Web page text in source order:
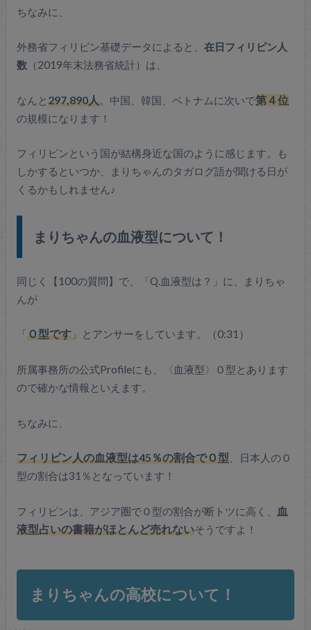
ちなみに、
外務省フィリピン基礎データによると、 在日フィリピン人
数（2019年末法務省統計）は、
なんと297,890人。中国、韓国、ベトナムに次いで第４位
の規模になります！
フィリピンという国が結構身近な国のように感じます。も
しかするといつか、まりちゃんのタガログ語が聞ける日が
くるかもしれません♪
まりちゃんの血液型について！
同じく【100の質問】で、「Q.血液型は？」に、まりちゃ
んが
「Ｏ型です」とアンサーをしています。（0:31）
所属事務所の公式Profileにも、〈血液型〉Ｏ型とあります
ので確かな情報といえます。
ちなみに、
フィリピン人の血液型は45％の割合でＯ型、日本人のＯ
型の割合は31％となっています！
フィリピンは、アジア圏でＯ型の割合が断トツに高く、 血
液型占いの書籍がほとんど売れないそうですよ！
まりちゃんの高校について！